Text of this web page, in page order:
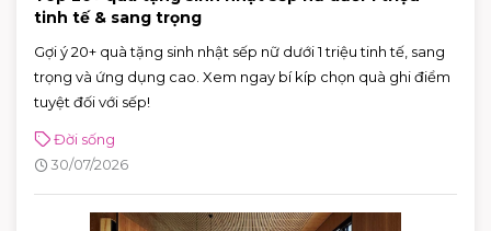
tinh tế & sang trọng
Gợi ý 20+ quà tặng sinh nhật sếp nữ dưới 1 triệu tinh tế, sang
trọng và ứng dụng cao. Xem ngay bí kíp chọn quà ghi điểm
tuyệt đối với sếp!
Đời sống
30/07/2026